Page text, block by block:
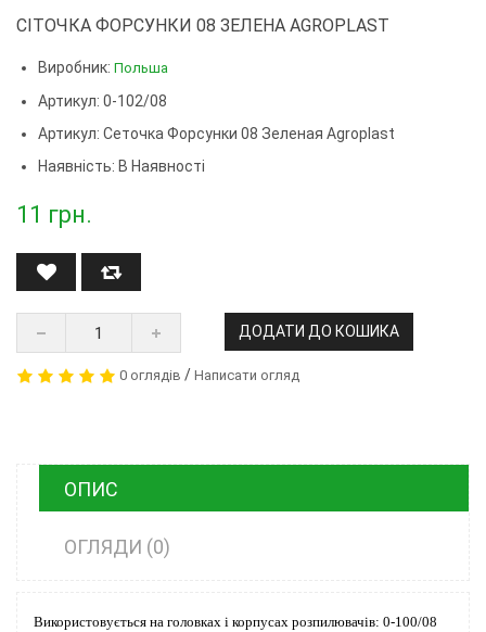
СІТОЧКА ФОРСУНКИ 08 ЗЕЛЕНА AGROPLAST
Виробник: Польша
Артикул: 0-102/08
Артикул: Сеточка Форсунки 08 Зеленая Agroplast
Наявність: В Наявності
11 грн.
ДОДАТИ ДО КОШИКА
0 оглядів / Написати огляд
ОПИС
ОГЛЯДИ (0)
Використовується на головках і корпусах розпилювачів: 0-100/08